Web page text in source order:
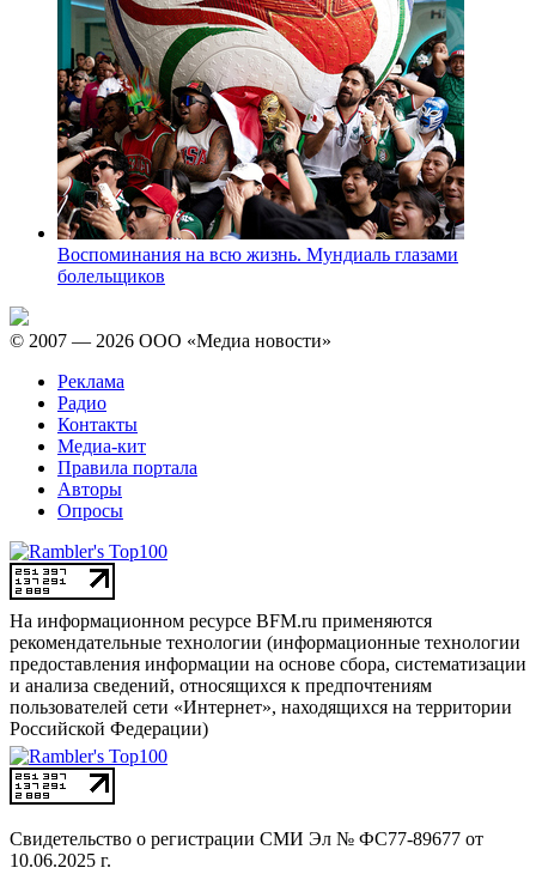
Воспоминания на всю жизнь. Мундиаль глазами
болельщиков
© 2007 — 2026 ООО «Медиа новости»
Реклама
Радио
Контакты
Медиа-кит
Правила портала
Авторы
Опросы
На информационном ресурсе BFM.ru применяются
рекомендательные технологии (информационные технологии
предоставления информации на основе сбора, систематизации
и анализа сведений, относящихся к предпочтениям
пользователей сети «Интернет», находящихся на территории
Российской Федерации)
Свидетельство о регистрации СМИ Эл № ФС77-89677 от
10.06.2025 г.